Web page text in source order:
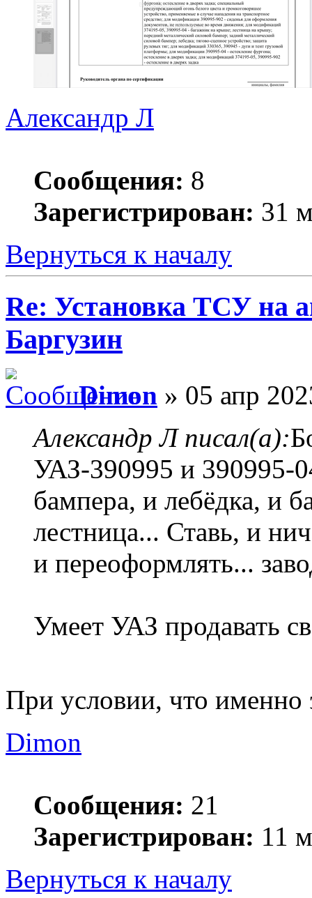
Александр Л
Сообщения: 8
Зарегистрирован: 31
Вернуться к началу
Re: Установка ТСУ на
Баргузин
Dimon » 05 апр
Александр Л писал(а):
УАЗ-390995 и 390995-
бампера, и лебёдка, и
лестница... Ставь, и
и переоформлять...
Умеет УАЗ продавать
При условии, что
Dimon
Сообщения: 21
Зарегистрирован: 11
Вернуться к началу